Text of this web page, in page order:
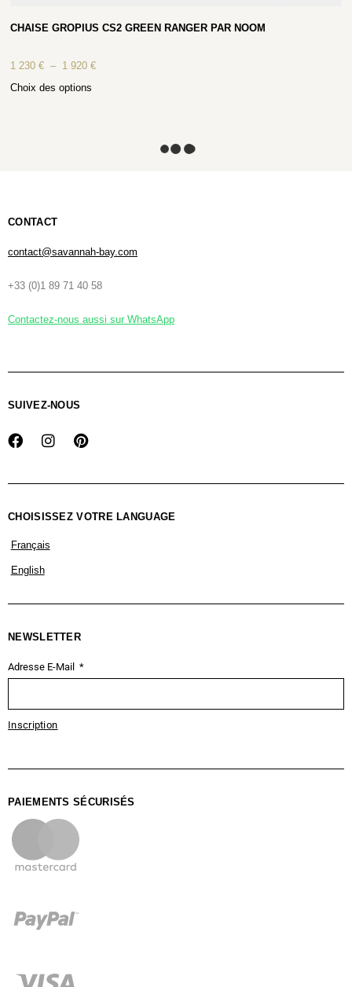
CHAISE GROPIUS CS2 GREEN RANGER PAR NOOM
1 230€ – 1 920€
Choix des options
CONTACT
contact@savannah-bay.com
+33 (0)1 89 71 40 58
Contactez-nous aussi sur WhatsApp
SUIVEZ-NOUS
CHOISISSEZ VOTRE LANGUAGE
Français
English
NEWSLETTER
Adresse E-Mail
Inscription
PAIEMENTS SÉCURISÉS